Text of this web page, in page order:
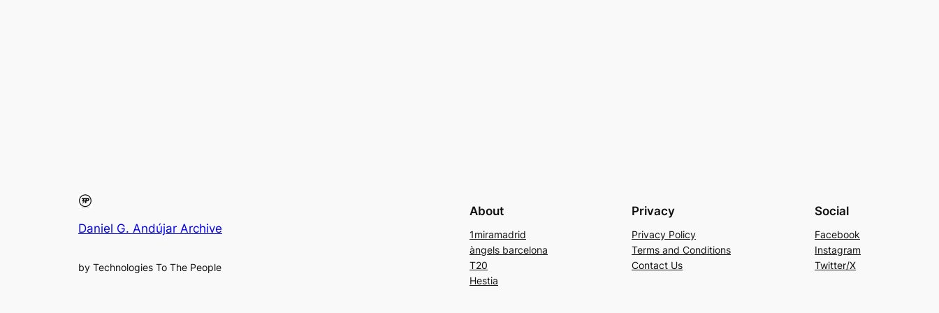
Daniel G. Andújar Archive
by Technologies To The People
About
1miramadrid
àngels barcelona
T20
Hestia
Privacy
Privacy Policy
Terms and Conditions
Contact Us
Social
Facebook
Instagram
Twitter/X